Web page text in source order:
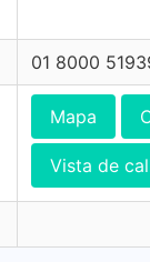
01 8000
Mapa
Vista de